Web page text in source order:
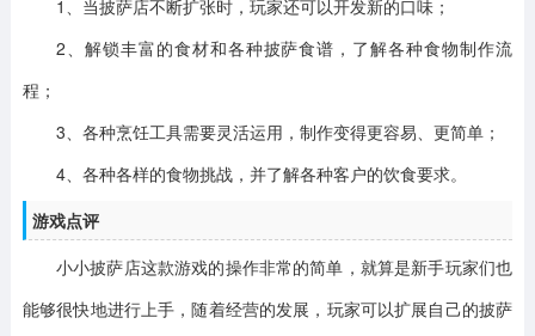
1、当披萨店不断扩张时，玩家还可以开发新的口味；
2、解锁丰富的食材和各种披萨食谱，了解各种食物制作流
程；
3、各种烹饪工具需要灵活运用，制作变得更容易、更简单；
4、各种各样的食物挑战，并了解各种客户的饮食要求。
游戏点评
小小披萨店这款游戏的操作非常的简单，就算是新手玩家们也
能够很快地进行上手，随着经营的发展，玩家可以扩展自己的披萨